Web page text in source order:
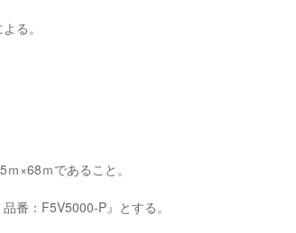
る。
×68ｍであること。
番：F5V5000-P』とする。